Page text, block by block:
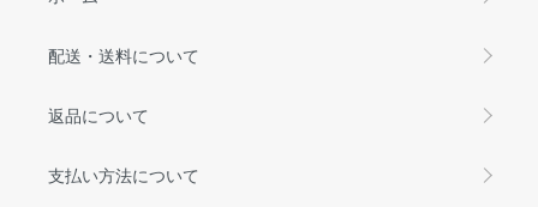
配送・送料について
返品について
支払い方法について